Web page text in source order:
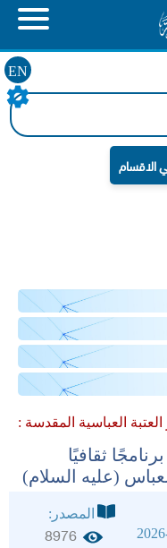
EN
العتبة العباسية المقدسة :
ثقافيًا
(عليه السلام)
المصدر:
8976